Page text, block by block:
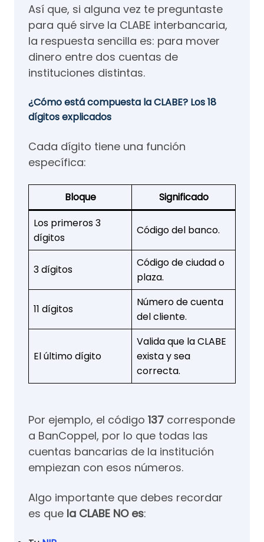
Así que, si alguna vez te preguntaste
para qué sirve la CLABE interbancaria,
la respuesta sencilla es: para mover
dinero entre dos cuentas de
instituciones distintas.
¿Cómo está compuesta la CLABE? Los 18
dígitos explicados
Cada dígito tiene una función
específica:
Bloque
Significado
Los primeros 3
dígitos
Código del banco.
3 dígitos
Código de ciudad o
plaza.
11 dígitos
Número de cuenta
del cliente.
El último dígito
Valida que la CLABE
exista y sea
correcta.
Por ejemplo, el código 137 corresponde
a BanCoppel, por lo que todas las
cuentas bancarias de la institución
empiezan con esos números.
Algo importante que debes recordar
es que la CLABE NO es: